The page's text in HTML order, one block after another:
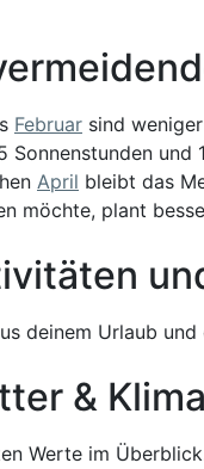
Februar sind
Sonnenstunden
April bleibt das
möchte, plant
deinem Urlaub
&
Werte im